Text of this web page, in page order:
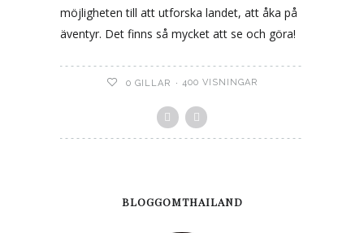
möjligheten till att utforska landet, att åka på
äventyr. Det finns så mycket att se och göra!
0 GILLAR 400 VISNINGAR
BLOGGOMTHAILAND